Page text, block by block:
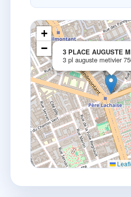
3 PLACE AUGUSTE
3 pl auguste metivier
+
−